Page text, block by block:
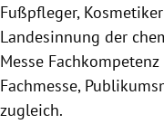
Fußpfleger,
Landesinnung der
Messe
Fachmesse,
zugleich.